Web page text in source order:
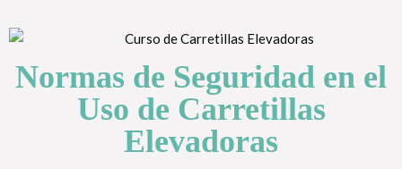
Normas de Seguridad en el
Uso de Carretillas
Elevadoras